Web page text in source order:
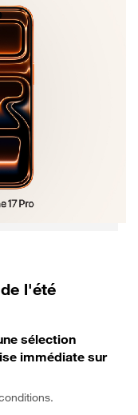
l'été
sélection
immédiate sur